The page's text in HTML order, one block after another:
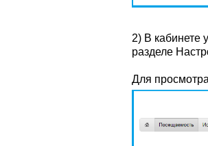
2) В кабинете
разделе
Для